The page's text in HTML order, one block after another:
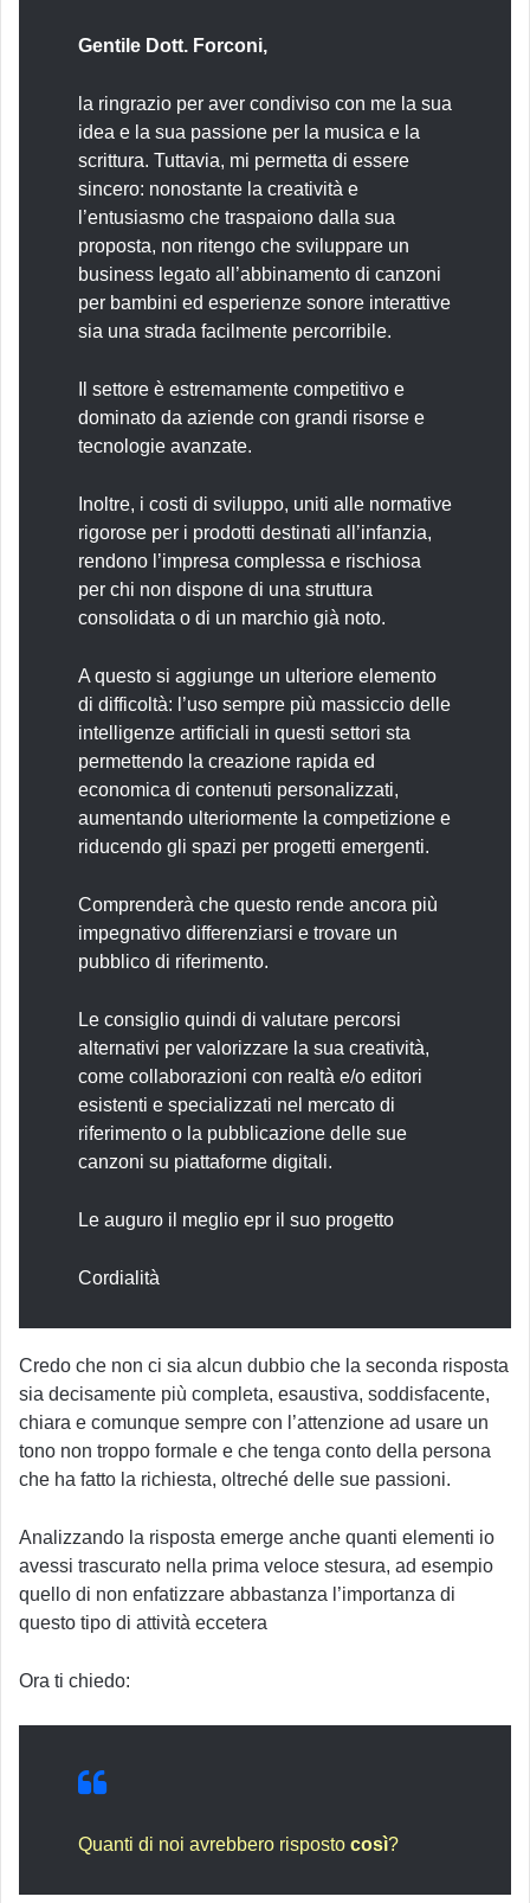
Gentile Dott. Forconi,
la ringrazio per aver condiviso con me la sua
idea e la sua passione per la musica e la
scrittura. Tuttavia, mi permetta di essere
sincero: nonostante la creatività e
l’entusiasmo che traspaiono dalla sua
proposta, non ritengo che sviluppare un
business legato all’abbinamento di canzoni
per bambini ed esperienze sonore interattive
sia una strada facilmente percorribile.
Il settore è estremamente competitivo e
dominato da aziende con grandi risorse e
tecnologie avanzate.
Inoltre, i costi di sviluppo, uniti alle normative
rigorose per i prodotti destinati all’infanzia,
rendono l’impresa complessa e rischiosa
per chi non dispone di una struttura
consolidata o di un marchio già noto.
A questo si aggiunge un ulteriore elemento
di difficoltà: l’uso sempre più massiccio delle
intelligenze artificiali in questi settori sta
permettendo la creazione rapida ed
economica di contenuti personalizzati,
aumentando ulteriormente la competizione e
riducendo gli spazi per progetti emergenti.
Comprenderà che questo rende ancora più
impegnativo differenziarsi e trovare un
pubblico di riferimento.
Le consiglio quindi di valutare percorsi
alternativi per valorizzare la sua creatività,
come collaborazioni con realtà e/o editori
esistenti e specializzati nel mercato di
riferimento o la pubblicazione delle sue
canzoni su piattaforme digitali.
Le auguro il meglio epr il suo progetto
Cordialità
Credo che non ci sia alcun dubbio che la seconda risposta
sia decisamente più completa, esaustiva, soddisfacente,
chiara e comunque sempre con l’attenzione ad usare un
tono non troppo formale e che tenga conto della persona
che ha fatto la richiesta, oltreché delle sue passioni.
Analizzando la risposta emerge anche quanti elementi io
avessi trascurato nella prima veloce stesura, ad esempio
quello di non enfatizzare abbastanza l’importanza di
questo tipo di attività eccetera
Ora ti chiedo:
Quanti di noi avrebbero risposto così?